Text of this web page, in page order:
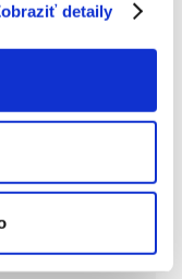
detaily